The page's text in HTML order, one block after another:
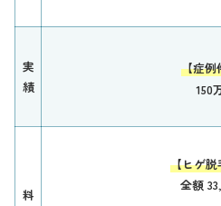
実
績
【症例
150
料
【ヒゲ脱
全額